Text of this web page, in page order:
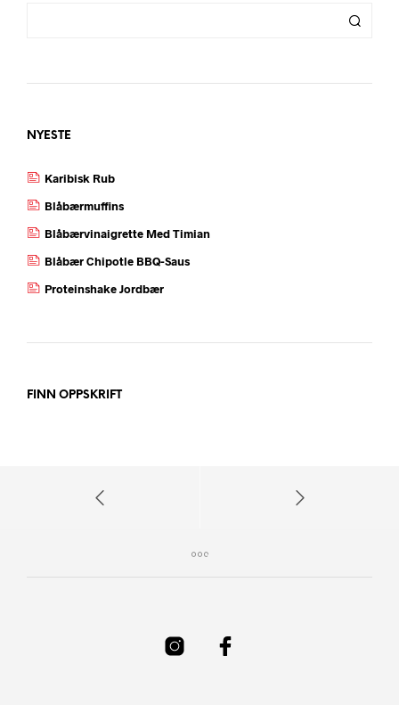
NYESTE
Karibisk Rub
Blåbærmuffins
Blåbærvinaigrette Med Timian
Blåbær Chipotle BBQ-Saus
Proteinshake Jordbær
FINN OPPSKRIFT